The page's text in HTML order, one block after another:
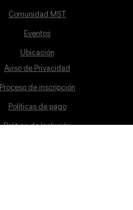
Comunidad MST
Eventos
Ubicación
Aviso de Privacidad
Proceso de inscripción
Políticas de pago
Política de Inclusión